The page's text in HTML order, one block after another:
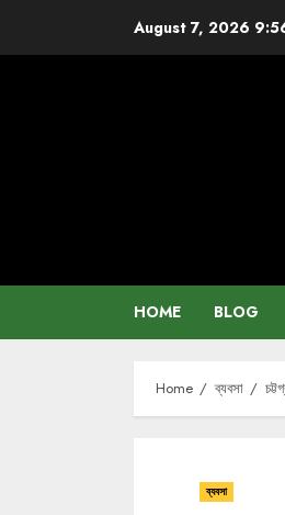
August 7, 2026
HOME BLOG
Home ব্যবসা
ব্যবসা